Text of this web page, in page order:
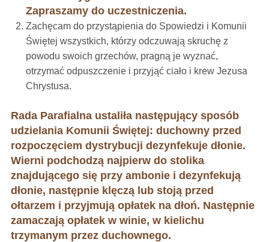
Zapraszamy do uczestniczenia.
Zachęcam do przystąpienia do Spowiedzi i Komunii
Świętej wszystkich, którzy odczuwają skruchę z
powodu swoich grzechów, pragną je wyznać,
otrzymać odpuszczenie i przyjąć ciało i krew Jezusa
Chrystusa.
Rada Parafialna ustaliła następujący sposób
udzielania Komunii Świętej: duchowny przed
rozpoczęciem dystrybucji dezynfekuje dłonie.
Wierni podchodzą najpierw do stolika
znajdującego się przy ambonie i dezynfekują
dłonie, następnie klęczą lub stoją przed
ołtarzem i przyjmują opłatek na dłoń. Następnie
zamaczają opłatek w winie, w kielichu
trzymanym przez duchownego.